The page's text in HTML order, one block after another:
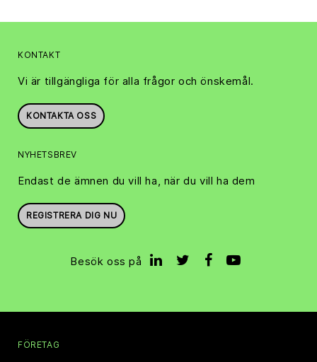
KONTAKT
Vi är tillgängliga för alla frågor och önskemål.
KONTAKTA OSS
NYHETSBREV
Endast de ämnen du vill ha, när du vill ha dem
REGISTRERA DIG NU
Besök oss på
FÖRETAG